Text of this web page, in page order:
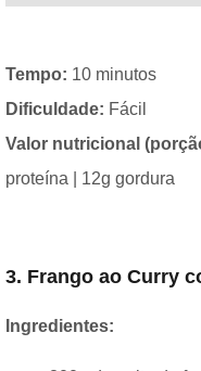
Tempo: 10 minutos
Dificuldade: Fácil
Valor nutricional
proteína | 12g gordura
3. Frango ao Curry
Ingredientes: